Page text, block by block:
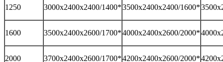
1250 3000х2400х2400/1400*3500х2400х2400/1600*
1600 3500х2400х2600/1700*4000х2400х2600/2000*
2000 3700х2400х2600/1700*4200х2400х2600/2000*